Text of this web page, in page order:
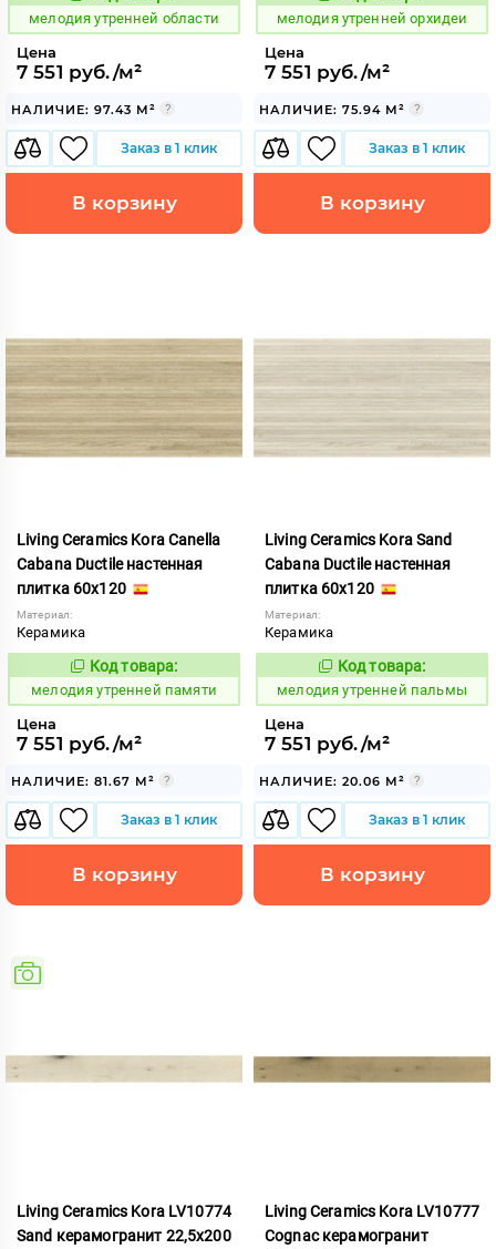
мелодия утренней области
Цена
7 551 руб./м²
НАЛИЧИЕ: 97.43 М²
Заказ в 1 клик
В корзину
мелодия утренней орхидеи
Цена
7 551 руб./м²
НАЛИЧИЕ: 75.94 М²
Заказ в 1 клик
В корзину
Living Ceramics Kora Canella
Cabana Ductile настенная
плитка 60x120
Материал:
Керамика
966818
Код товара:
мелодия утренней памяти
Цена
7 551 руб./м²
НАЛИЧИЕ: 81.67 М²
Заказ в 1 клик
В корзину
Living Ceramics Kora Sand
Cabana Ductile настенная
плитка 60x120
Материал:
Керамика
966817
Код товара:
мелодия утренней пальмы
Цена
7 551 руб./м²
НАЛИЧИЕ: 20.06 М²
Заказ в 1 клик
В корзину
Living Ceramics Kora LV10774
Sand керамогранит 22,5x200
Living Ceramics Kora LV10777
Cognac керамогранит